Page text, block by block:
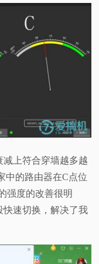
上符合穿墙越多越
中的路由器在C点位
强度的改善很明
快速切换，解决了我